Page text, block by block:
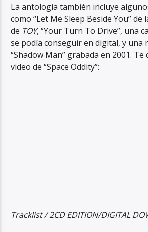
La antología también incluye
como “Let Me Sleep Beside You” de
de TOY, “Your Turn To Drive”, una
se podía conseguir en digital, y una
“Shadow Man” grabada en 2001. Te
video de “Space Oddity”:
Tracklist / 2CD EDITION/DIGITAL